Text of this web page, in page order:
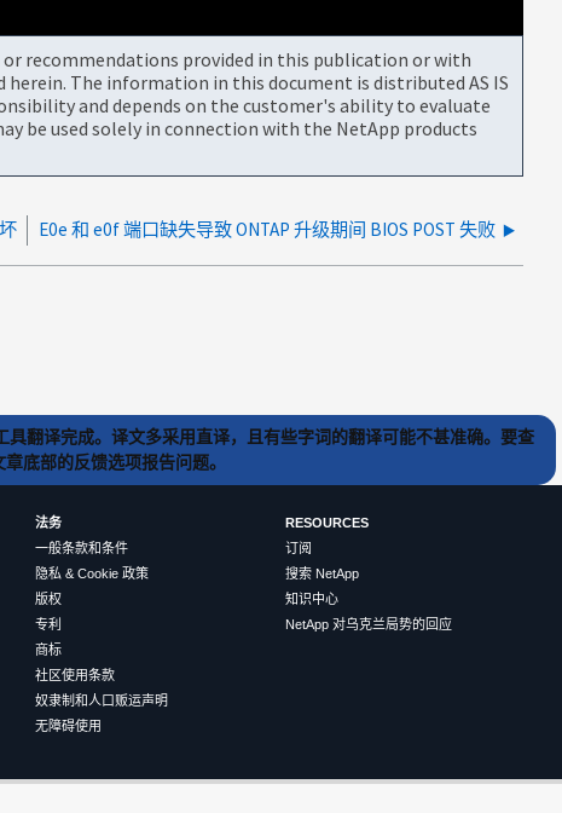
recommendations provided in this publication or with
The information in this document is distributed AS IS
and depends on the customer's ability to evaluate
be used solely in connection with the NetApp products
E0e 和 e0f 端口缺失导致 ONTAP 升级期间 BIOS POST 失败
翻译完成。译文多采用直译，且有些字词的翻译可能不甚准确。要查
底部的反馈选项报告问题。
法务
一般条款和条件
隐私 & Cookie 政策
版权
专利
商标
社区使用条款
奴隶制和人口贩运声明
无障碍使用
RESOURCES
订阅
搜索 NetApp
知识中心
NetApp 对乌克兰局势的回应